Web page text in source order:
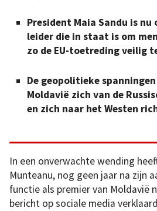
President Maia Sandu is nu
leider die in staat is om
zo de EU-toetreding veilig
De geopolitieke
Moldavië zich van de
en zich naar het Westen
In een onverwachte wending
Munteanu, nog geen jaar na zijn
functie als premier van Moldavië
bericht op sociale media